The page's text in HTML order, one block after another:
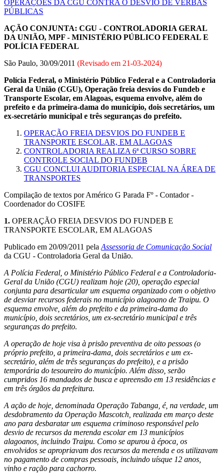
OPERAÇÕES DA CGU CONTRA O DESVIO DE VERBAS
PÚBLICAS
AÇÃO CONJUNTA: CGU - CONTROLADORIA GERAL
DA UNIÃO, MPF - MINISTÉRIO PÚBLICO FEDERAL E
POLÍCIA FEDERAL
São Paulo, 30/09/2011 (Revisado em 21-03-2024)
Polícia Federal, o Ministério Público Federal e a Controladoria
Geral da União (CGU), Operação freia desvios do Fundeb e
Transporte Escolar, em Alagoas, esquema envolve, além do
prefeito e da primeira-dama do município, dois secretários, um
ex-secretário municipal e três seguranças do prefeito.
OPERAÇÃO FREIA DESVIOS DO FUNDEB E
TRANSPORTE ESCOLAR, EM ALAGOAS
CONTROLADORIA REALIZA 6ª CURSO SOBRE
CONTROLE SOCIAL DO FUNDEB
CGU CONCLUI AUDITORIA ESPECIAL NA ÁREA DE
TRANSPORTES
Compilação de textos por Américo G Parada Fº - Contador -
Coordenador do COSIFE
1. OPERAÇÃO FREIA DESVIOS DO FUNDEB E
TRANSPORTE ESCOLAR, EM ALAGOAS
Publicado em 20/09/2011 pela Assessoria de Comunicação Social
da CGU - Controladoria Geral da União.
A Polícia Federal, o Ministério Público Federal e a Controladoria-
Geral da União (CGU) realizam hoje (20), operação especial
conjunta para desarticular um esquema organizado com o objetivo
de desviar recursos federais no município alagoano de Traipu. O
esquema envolve, além do prefeito e da primeira-dama do
município, dois secretários, um ex-secretário municipal e três
seguranças do prefeito.
A operação de hoje visa à prisão preventiva de oito pessoas (o
próprio prefeito, a primeira-dama, dois secretários e um ex-
secretário, além de três seguranças do prefeito), e a prisão
temporária do tesoureiro do município. Além disso, serão
cumpridos 16 mandados de busca e apreensão em 13 residências e
em três órgãos da prefeitura.
A ação de hoje, denominada Operação Tabanga, é, na verdade, um
desdobramento da Operação Mascotch, realizada em março deste
ano para desbaratar um esquema criminoso responsável pelo
desvio de recursos da merenda escolar em 13 municípios
alagoanos, incluindo Traipu. Como se apurou à época, os
envolvidos se apropriavam dos recursos da merenda e os utilizavam
no pagamento de compras pessoais, incluindo uísque 12 anos,
vinho e ração para cachorro.